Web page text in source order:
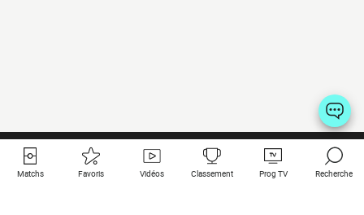
Matchs Favoris Vidéos Classement Prog TV Recherche